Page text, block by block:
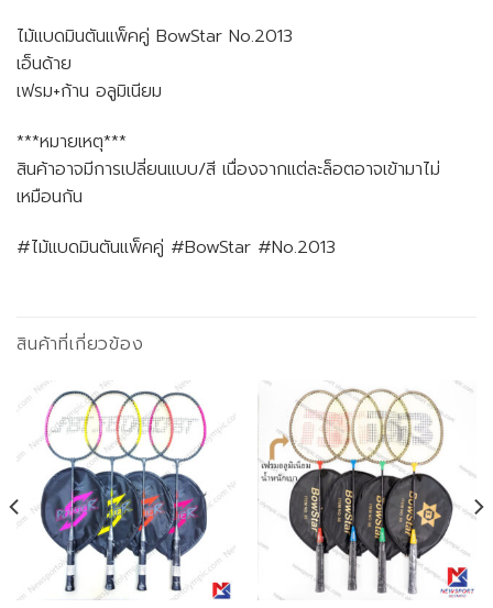
ไม้แบดมินตันแพ็คคู่ BowStar No.2013
เอ็นด้าย
เฟรม+ก้าน อลูมิเนียม
***หมายเหตุ***
สินค้าอาจมีการเปลี่ยนแบบ/สี เนื่องจากแต่ละล็อตอาจเข้ามาไม่
เหมือนกัน
#ไม้แบดมินตันแพ็คคู่ #BowStar #No.2013
สินค้าที่เกี่ยวข้อง